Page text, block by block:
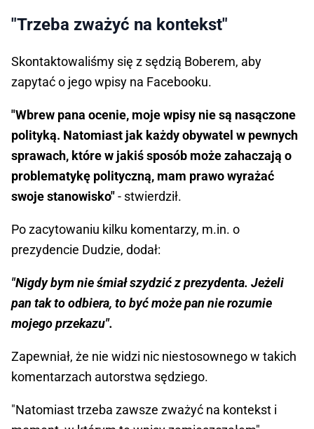
"Trzeba zważyć na kontekst"
Skontaktowaliśmy się z sędzią Boberem, aby
zapytać o jego wpisy na Facebooku.
"Wbrew pana ocenie, moje wpisy nie są nasączone
polityką. Natomiast jak każdy obywatel w pewnych
sprawach, które w jakiś sposób może zahaczają o
problematykę polityczną, mam prawo wyrażać
swoje stanowisko"- stwierdził.
Po zacytowaniu kilku komentarzy, m.in. o
prezydencie Dudzie, dodał:
"Nigdy bym nie śmiał szydzić z prezydenta. Jeżeli
pan tak to odbiera, to być może pan nie rozumie
mojego przekazu".
Zapewniał, że nie widzi nic niestosownego w takich
komentarzach autorstwa sędziego.
"Natomiast trzeba zawsze zważyć na kontekst i